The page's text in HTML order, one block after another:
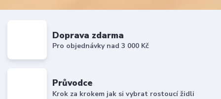
Doprava zdarma
Pro objednávky nad 3 000 Kč
Průvodce
Krok za krokem jak si vybrat rostoucí židli